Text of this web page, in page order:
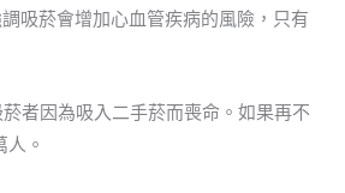
吸菸會增加心血管疾病的風險，只有
者因為吸入二手菸而喪命。如果再不
。